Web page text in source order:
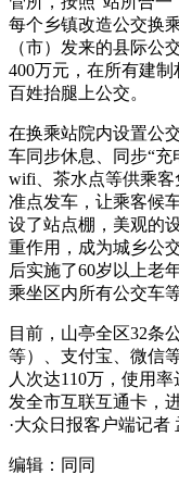
每个乡镇改造公交换
（市）发来的县际公
400万元，在所有建
百姓抬腿上公交。
在换乘站院内设置公
车同步休息、同步“充
wifi、茶水点等供乘
准点发车，让乘客候
设了站点棚，美观的
重作用，成为城乡公
后实施了60岁以上老
乘坐区内所有公交车
目前，山亭全区32条
等）、支付宝、微信
人次达110万，使用
发全市互联互通卡，
·大众日报客户端记者
编辑：同同